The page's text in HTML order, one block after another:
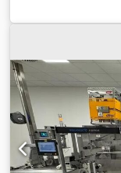
22015404-1,